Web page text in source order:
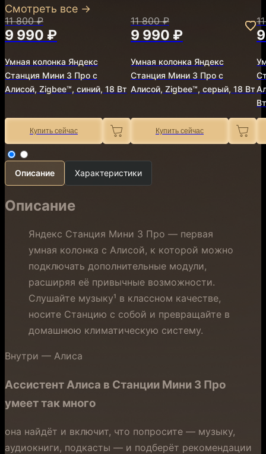
Смотреть все →
11 800 ₽
9 990 ₽
Умная колонка Яндекс
Станция Мини 3 Про с
Алисой, Zigbee™, синий, 18 Вт
Купить сейчас
11 800 ₽
9 990 ₽
Умная колонка Яндекс
Станция Мини 3 Про с
Алисой, Zigbee™, серый, 18 Вт
Купить сейчас
Вт
Описание Характеристики
Описание
Яндекс Станция Мини 3 Про — первая
умная колонка с Алисой, к которой можно
подключать дополнительные модули,
расширяя её привычные возможности.
Слушайте музыку¹ в классном качестве,
носите Станцию с собой и превращайте в
домашнюю климатическую систему.
Внутри — Алиса
Ассистент Алиса в Станции Мини 3 Про
умеет так много
она найдёт и включит, что попросите — музыку,
аудиокниги, подкасты — и подберёт рекомендации